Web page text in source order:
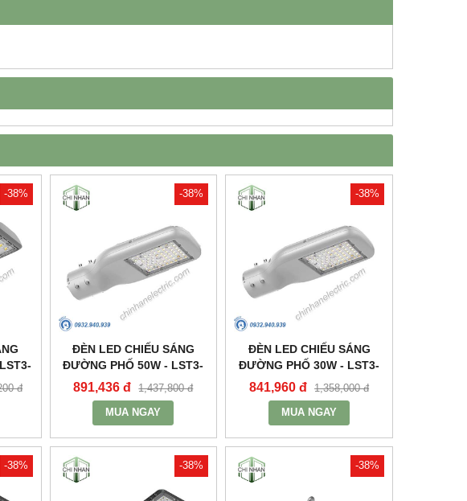
-38%
đ
-38%
ĐÈN LED CHIẾU SÁNG
ĐƯỜNG PHỐ 50W - LST3-
50 - MPE
891,436 đ 1,437,800 đ
MUA NGAY
-38%
ĐÈN LED CHIẾU SÁNG
ĐƯỜNG PHỐ 30W - LST3-
30 - MPE
841,960 đ 1,358,000 đ
MUA NGAY
-38% -38% -38%